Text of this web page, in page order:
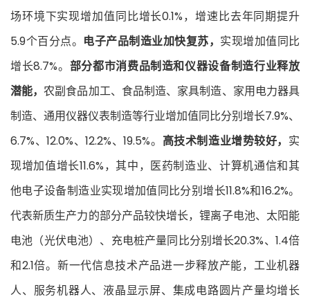
场环境下实现增加值同比增长0.1%，增速比去年同期提升
5.9个百分点。 电子产品制造业加快复苏， 实现增加值同比
增长8.7%。 部分都市消费品制造和仪器设备制造行业释放
潜能，农副食品加工、食品制造、家具制造、家用电力器具
制造、通用仪器仪表制造等行业增加值同比分别增长7.9%、
6.7%、12.0%、12.2%、19.5%。 高技术制造业增势较好， 实
现增加值增长11.6%，其中，医药制造业、计算机通信和其
他电子设备制造业实现增加值同比分别增长11.8%和16.2%。
代表新质生产力的部分产品较快增长，锂离子电池、太阳能
电池（光伏电池）、充电桩产量同比分别增长20.3%、1.4倍
和2.1倍。新一代信息技术产品进一步释放产能，工业机器
人、服务机器人、液晶显示屏、集成电路圆片产量均增长